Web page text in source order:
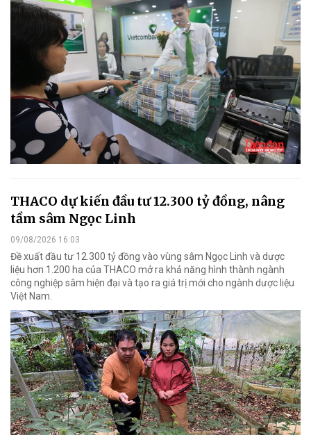
THACO dự kiến đầu tư 12.300 tỷ đồng, nâng
tầm sâm Ngọc Linh
09/08/2026 16:03
Đề xuất đầu tư 12.300 tỷ đồng vào vùng sâm Ngọc Linh và dược
liệu hơn 1.200 ha của THACO mở ra khả năng hình thành ngành
công nghiệp sâm hiện đại và tạo ra giá trị mới cho ngành dược liệu
Việt Nam.